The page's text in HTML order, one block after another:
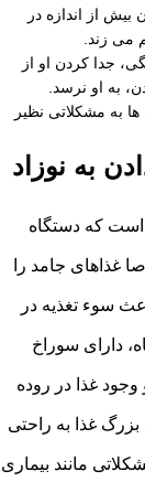
از اندازه در
می زند.
جدا کردن او از
به او نرسد.
ها به مشکلاتی نظیر
به نوزاد
است که دستگاه
مخصوصا غذاهای جامد را
سوء تغذیه در
شد. دیواره روده های نوزادان زیر 6 ماه، دارای سوراخ
غذا در روده
غذا به راحتی
مانند بیماری